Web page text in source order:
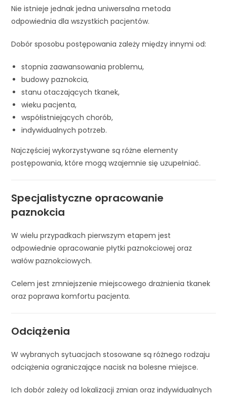
Nie istnieje jednak jedna uniwersalna metoda
odpowiednia dla wszystkich pacjentów.
Dobór sposobu postępowania zależy między innymi od:
stopnia zaawansowania problemu,
budowy paznokcia,
stanu otaczających tkanek,
wieku pacjenta,
współistniejących chorób,
indywidualnych potrzeb.
Najczęściej wykorzystywane są różne elementy
postępowania, które mogą wzajemnie się uzupełniać.
Specjalistyczne opracowanie
paznokcia
W wielu przypadkach pierwszym etapem jest
odpowiednie opracowanie płytki paznokciowej oraz
wałów paznokciowych.
Celem jest zmniejszenie miejscowego drażnienia tkanek
oraz poprawa komfortu pacjenta.
Odciążenia
W wybranych sytuacjach stosowane są różnego rodzaju
odciążenia ograniczające nacisk na bolesne miejsce.
Ich dobór zależy od lokalizacji zmian oraz indywidualnych